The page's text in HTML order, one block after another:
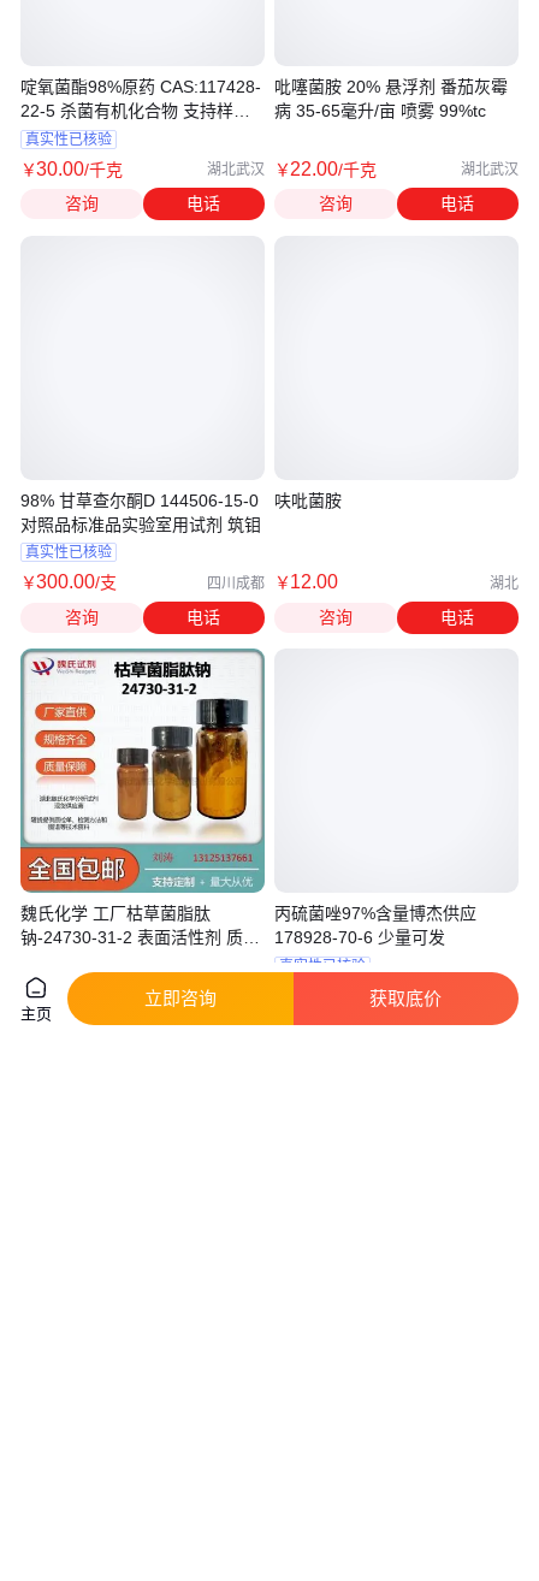
啶氧菌酯98%原药 CAS:117428-
22-5 杀菌有机化合物 支持样品
现货
真实性已核验
￥30.00/千克 湖北武汉
咨询 电话
98% 甘草查尔酮D 144506-15-0
对照品标准品实验室用试剂 筑钼
真实性已核验
￥300.00/支 四川成都
咨询 电话
魏氏化学 工厂枯草菌脂肽
钠-24730-31-2 表面活性剂 质量
￥1850 湖北武汉
咨询 电话
吡噻菌胺 20% 悬浮剂 番茄灰霉
病 35-65毫升/亩 喷雾 99%tc
￥22.00/千克 湖北武汉
咨询 电话
呋吡菌胺
￥12.00 湖北
咨询 电话
丙硫菌唑97%含量博杰供应
178928-70-6 少量可发
真实性已核验
/千克 湖北黄冈
咨询 电话
主页
立即咨询 获取底价